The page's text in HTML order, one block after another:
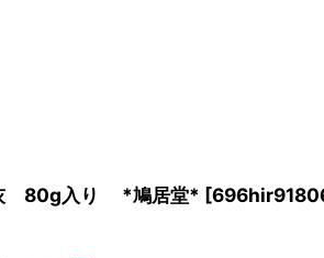
80g入り *鳩居堂* [